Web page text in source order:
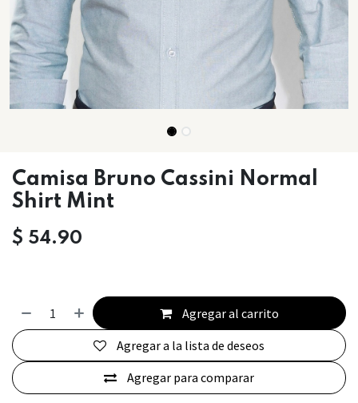
Camisa Bruno Cassini Normal
Shirt Mint
$ 54.90
Agregar al carrito
Agregar para comparar
Agregar a la lista de deseos